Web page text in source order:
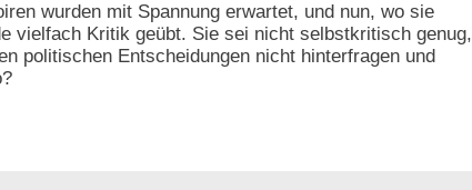
wurden mit Spannung erwartet, und nun, wo sie
vielfach Kritik geübt. Sie sei nicht selbstkritisch genug,
politischen Entscheidungen nicht hinterfragen und